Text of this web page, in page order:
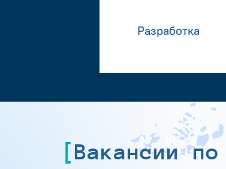
Разработка
Вакансии